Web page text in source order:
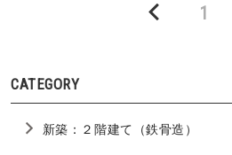
Page
1
CATEGORY
新築：２階建て（鉄骨造）